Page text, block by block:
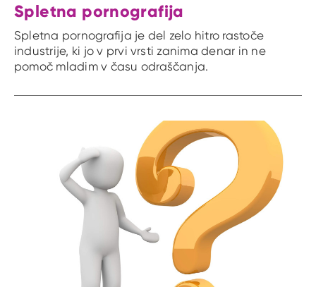
Spletna pornografija
Spletna pornografija je del zelo hitro rastoče
industrije, ki jo v prvi vrsti zanima denar in ne
pomoč mladim v času odraščanja.